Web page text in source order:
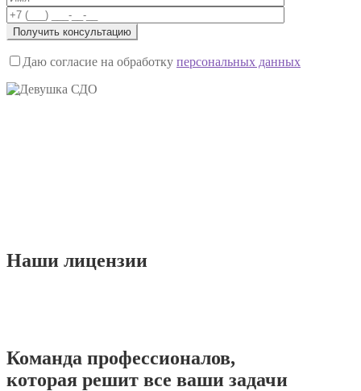
Даю согласие на обработку персональных данных
Наши лицензии
Команда профессионалов,
которая решит все ваши задачи